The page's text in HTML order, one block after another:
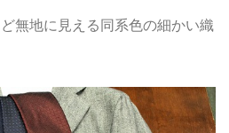
無地に見える同系色の細かい織